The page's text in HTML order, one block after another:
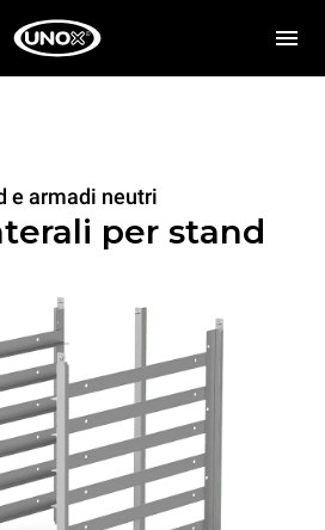
e armadi neutri
per stand